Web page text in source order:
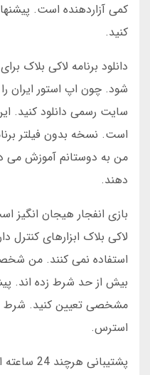
کمی آزاردهنده است.
کنید.
شود. چون اپ استور ایران را
سایت رسمی دانلود کنید.
است. نسخه بدون فیلتر
من به دوستانم آموزش می
دهند.
بازی انفجار هیجان انگیز
لاکی بلاک ابزارهای کنترل
استفاده نمی کنند. من
بیش از حد شرط زده اند.
مشخصی تعیین کنید. شرط
استرس.